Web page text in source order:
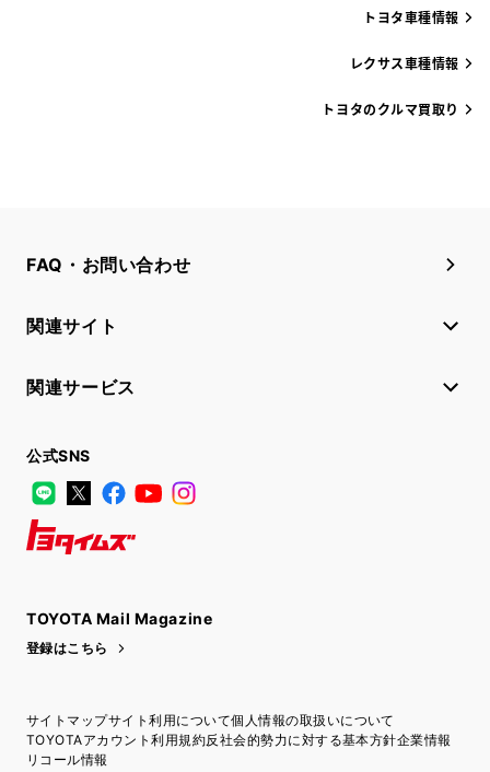
トヨタ車種情報
レクサス車種情報
トヨタのクルマ買取り
FAQ・お問い合わせ
関連サイト
関連サービス
公式SNS
LINE
X FacebookYouTube
TOYOTA Mail Magazine
登録はこちら
サイトマップサイト利用について個人情報の取扱いについて
TOYOTAアカウント利用規約反社会的勢力に対する基本方針企業情報
リコール情報